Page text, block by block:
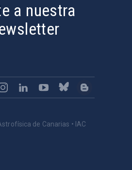
a nuestra
de Canarias • IAC